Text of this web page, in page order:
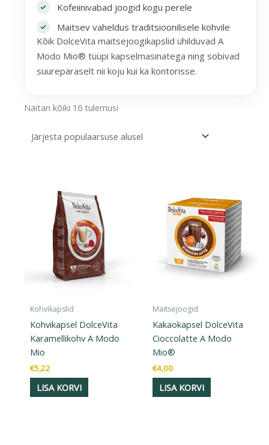
Kofeiinivabad joogid kogu perele
Maitsev vaheldus traditsioonilisele kohvile
Kõik DolceVita maitsejoogikapslid ühilduvad A
Modo Mio® tüüpi kapselmasinatega ning sobivad
suurepäraselt nii koju kui ka kontorisse.
Näitan kõiki 16 tulemusi
Kohvikapslid
Kohvikapsel DolceVita
Karamellikohv A Modo
Mio
€5,22
LISA KORVI
Maitsejoogid
Kakaokapsel DolceVita
Cioccolatte A Modo
Mio®
€4,00
LISA KORVI